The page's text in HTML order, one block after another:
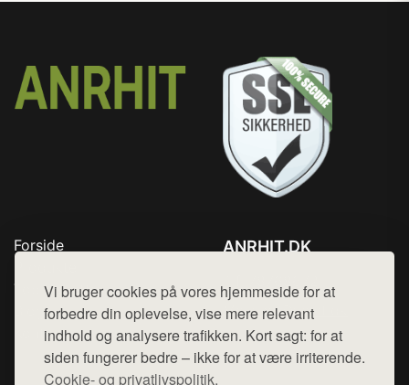
Vi bruger cookies på vores hjemmeside for at
forbedre din oplevelse, vise mere relevant
indhold og analysere trafikken. Kort sagt: for at
siden fungerer bedre – ikke for at være irriterende.
Cookie- og privatlivspolitik.
Forside
Top Rabatter
Blog
Kontakt
ANRHIT.DK
Mail: hej@want.dk
Cookie- og privatlivspolitik